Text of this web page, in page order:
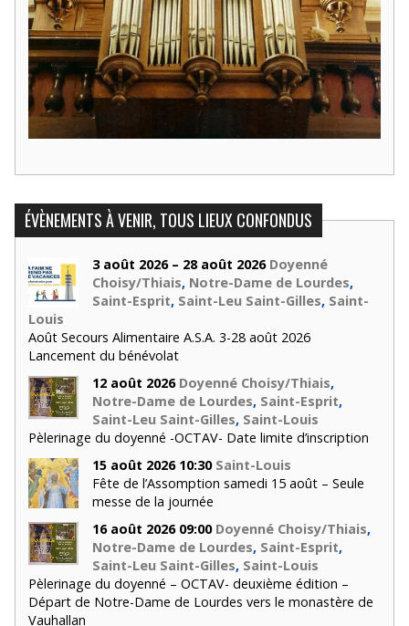
ÉVÈNEMENTS À VENIR, TOUS LIEUX CONFONDUS
3 août 2026 – 28 août 2026 Doyenné
Choisy/Thiais, Notre-Dame de Lourdes,
Saint-Esprit, Saint-Leu Saint-Gilles, Saint-
Louis
Août Secours Alimentaire A.S.A. 3-28 août 2026
Lancement du bénévolat
12 août 2026 Doyenné Choisy/Thiais,
Notre-Dame de Lourdes, Saint-Esprit,
Saint-Leu Saint-Gilles, Saint-Louis
Pèlerinage du doyenné -OCTAV- Date limite d’inscription
15 août 2026 10:30 Saint-Louis
Fête de l’Assomption samedi 15 août – Seule
messe de la journée
16 août 2026 09:00 Doyenné Choisy/Thiais,
Notre-Dame de Lourdes, Saint-Esprit,
Saint-Leu Saint-Gilles, Saint-Louis
Pèlerinage du doyenné – OCTAV- deuxième édition –
Départ de Notre-Dame de Lourdes vers le monastère de
Vauhallan